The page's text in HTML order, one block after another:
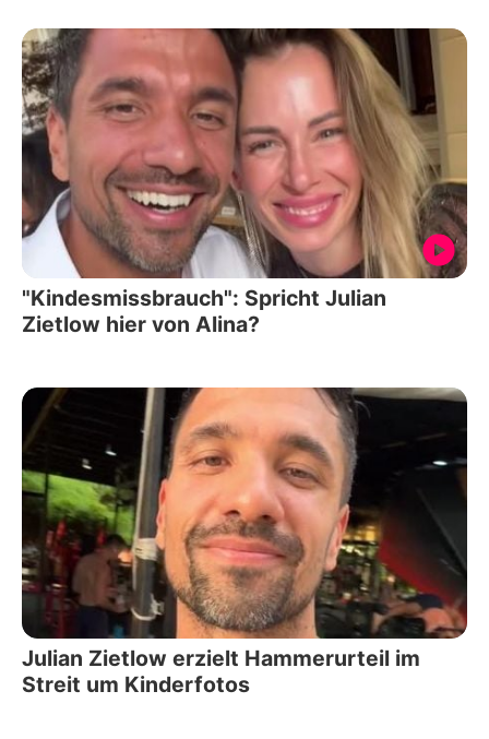
"Kindesmissbrauch": Spricht Julian
Zietlow hier von Alina?
Julian Zietlow erzielt Hammerurteil im
Streit um Kinderfotos